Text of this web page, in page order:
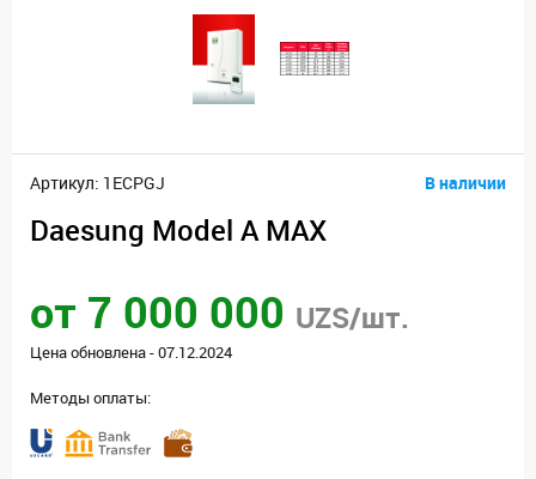
Артикул: 1ECPGJ В наличии
Daesung Model А MAX
от 7 000 000 UZS/шт.
Цена обновлена - 07.12.2024
Методы оплаты: